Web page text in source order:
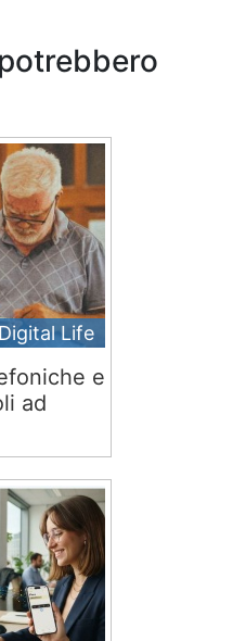
Digital Life
e
ad